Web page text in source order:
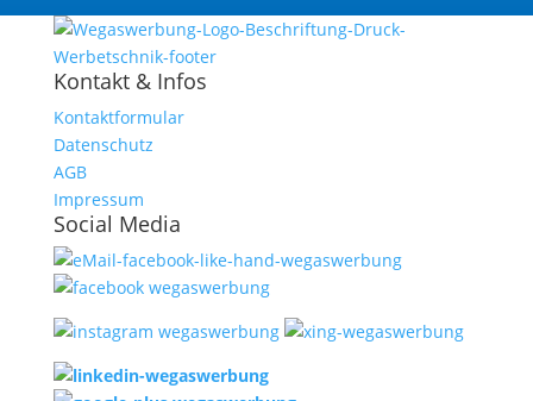
Kontakt & Infos
Kontaktformular
Datenschutz
AGB
Impressum
Social Media